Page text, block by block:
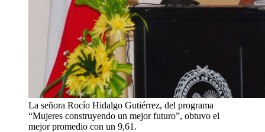
La señora Rocío Hidalgo Gutiérrez, del programa
“Mujeres construyendo un mejor futuro”, obtuvo el
mejor promedio con un 9,61.